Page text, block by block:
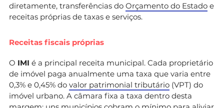
diretamente, transferências do Orçamento do Estado e
receitas próprias de taxas e serviços.
Receitas fiscais próprias
O IMI é a principal receita municipal. Cada proprietário
de imóvel paga anualmente uma taxa que varia entre
0,3% e 0,45% do valor patrimonial tributário (VPT) do
imóvel urbano. A câmara fixa a taxa dentro desta